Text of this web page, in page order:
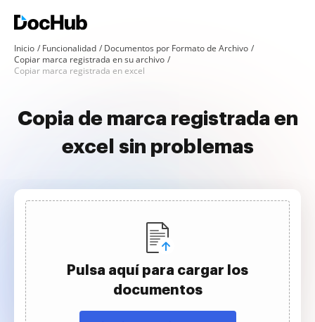
Inicio Funcionalidad
Documentos por Formato de Archivo
Copiar marca registrada en su archivo
Copiar marca registrada en excel
Copia de marca registrada en
excel sin problemas
Pulsa aquí para cargar los
documentos